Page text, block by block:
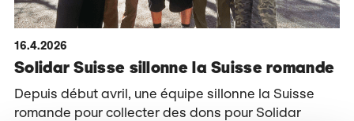
16.4.2026
Solidar Suisse sillonne la Suisse romande
Depuis début avril, une équipe sillonne la Suisse
romande pour collecter des dons pour Solidar